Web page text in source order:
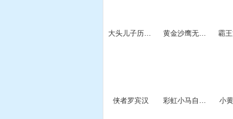
大头儿子历险记 黄金沙鹰无敌版
侠者罗宾汉 彩虹小马自行车赛 小